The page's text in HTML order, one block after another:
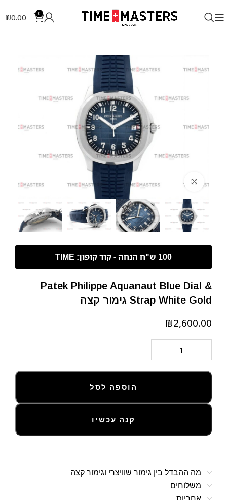
0
₪0.00
לחצו להגדלה
Patek Philippe Aquanaut Blue Dial &
Strap White Gold גימור קצה
₪
הוספה לסל
קנה עכשיו
מה ההבדל בין גימור שוויצרי וגימור קצה
משלוחים